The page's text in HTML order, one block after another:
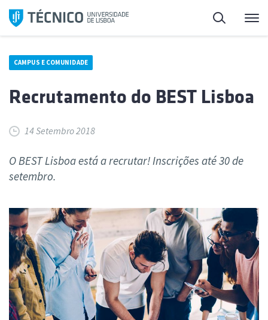
Saltar
para
Pesquisa
CAMPUS E COMUNIDADE
Recrutamento do BEST Lisboa
14 Setembro 2018
O BEST Lisboa está a recrutar! Inscrições até 30 de
setembro.